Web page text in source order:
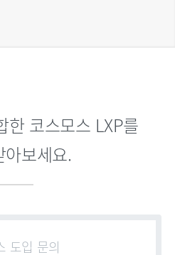
한 코스모스 LXP를
아보세요.
도입 문의